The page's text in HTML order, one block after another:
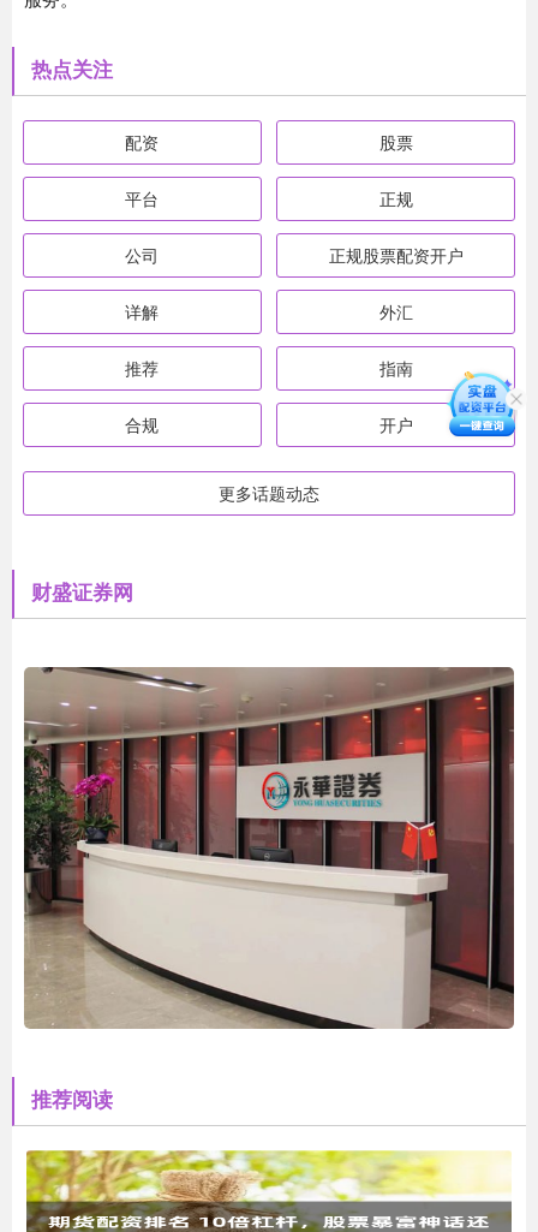
热点关注
配资 股票
平台 正规
公司 正规股票配资开户
详解 外汇
推荐 指南
合规 开户
更多话题动态
财盛证券网
推荐阅读